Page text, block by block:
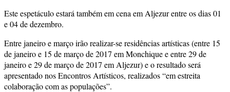
Este espetáculo estará também em cena em Aljezur entre os dias 01
e 04 de dezembro.
Entre janeiro e março irão realizar-se residências artísticas (entre 15
de janeiro e 15 de março de 2017 em Monchique e entre 29 de
janeiro e 29 de março de 2017 em Aljezur) e o resultado será
apresentado nos Encontros Artísticos, realizados “em estreita
colaboração com as populações”.